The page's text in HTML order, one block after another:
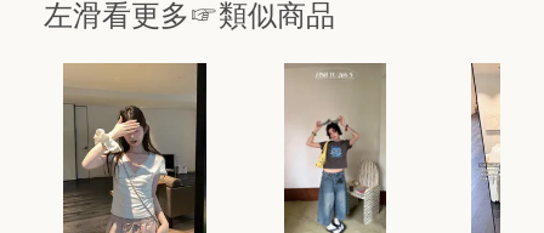
左滑看更多☞類似商品